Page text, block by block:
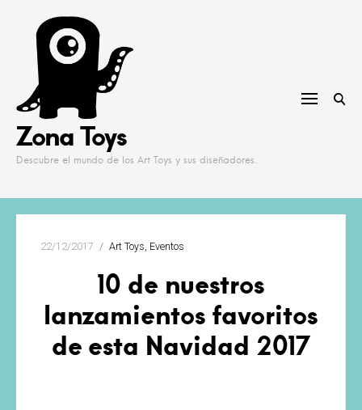
content
Zona Toys
Descubre el mundo de los Art Toys y sus diseñadores.
22/12/2017 Art Toys Eventos
10 de nuestros
lanzamientos favoritos
de esta Navidad 2017